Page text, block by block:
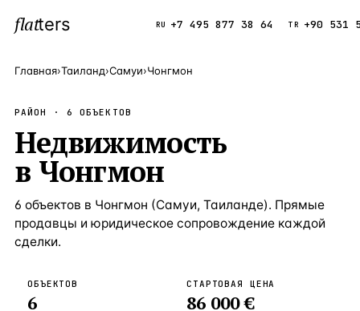
flatters RU +7 495 877 38 64 TR +90 531
ПОПУЛЯРНЫЕ НАПРАВЛЕНИЯ
Турция
Россия
Кипр —Страна 3 906
Греция —
Главная›Таиланд›Самуи›Чонгмон
РАЙОН · 6 ОБЪЕКТОВ
Недвижимость
в Чонгмон
6 объектов в Чонгмон (Самуи, Таиланде). Прямые
продавцы и юридическое сопровождение каждой
сделки.
ОБЪЕКТОВ
6
СТАРТОВАЯ ЦЕНА
86 000 €